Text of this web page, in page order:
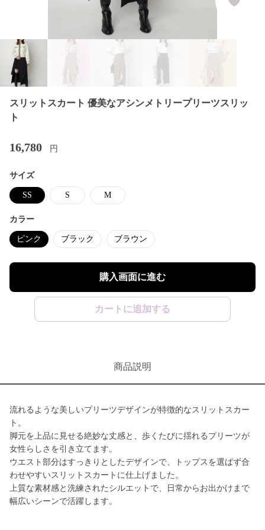
スリットスカート 優美なアシンメトリープリーツスリッ
ト
16,780 円
サイズ
SS S M
カラー
ピンク ブラック ブラウン
購入画面に進む
カートに追加する
商品説明
流れるような美しいプリーツデザインが特徴的なスリットスカー
ト。
脚元を上品に見せる絶妙な丈感と、歩くたびに揺れるプリーツが
女性らしさを引き立てます。
ウエスト部分はすっきりとしたデザインで、トップスを選ばず合
わせやすいスリットスカートに仕上げました。
上質な素材感と洗練されたシルエットで、日常からお出かけまで
幅広いシーンで活躍します。